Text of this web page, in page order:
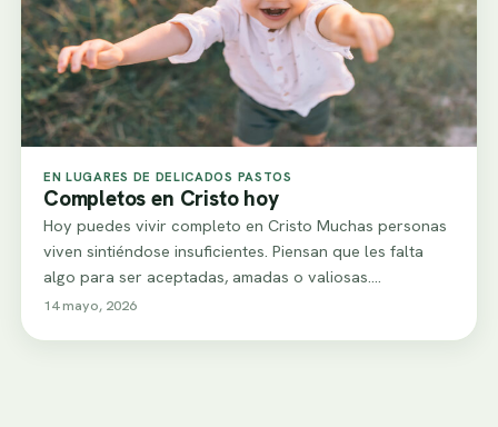
EN LUGARES DE DELICADOS PASTOS
Completos en Cristo hoy
Hoy puedes vivir completo en Cristo Muchas personas
viven sintiéndose insuficientes. Piensan que les falta
algo para ser aceptadas, amadas o valiosas.…
14 mayo, 2026